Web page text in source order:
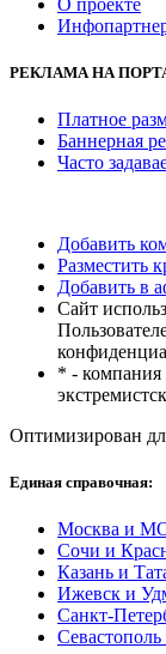
РЕКЛАМА НА
Платное
Баннерная
Часто
Добавить
Разместить
Добавить в
Сайт
* - компания
Оптимизирован
Единая справочная:
Москва и
Сочи и
Казань и
Ижевск и
Санкт-